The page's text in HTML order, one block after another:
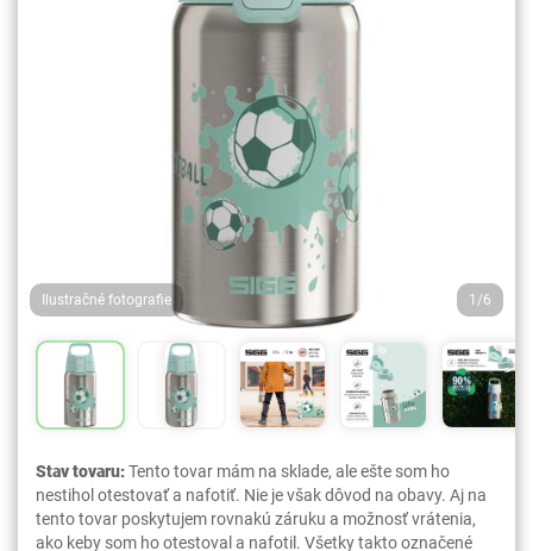
Ilustračné fotografie 1/6
Stav tovaru:Tento tovar mám na sklade, ale ešte som ho
nestihol otestovať a nafotiť. Nie je však dôvod na obavy. Aj na
tento tovar poskytujem rovnakú záruku a možnosť vrátenia,
ako keby som ho otestoval a nafotil. Všetky takto označené